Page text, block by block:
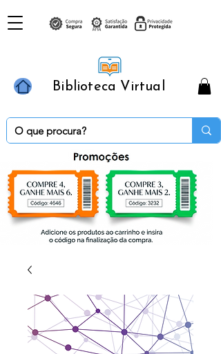
Biblioteca Virtual